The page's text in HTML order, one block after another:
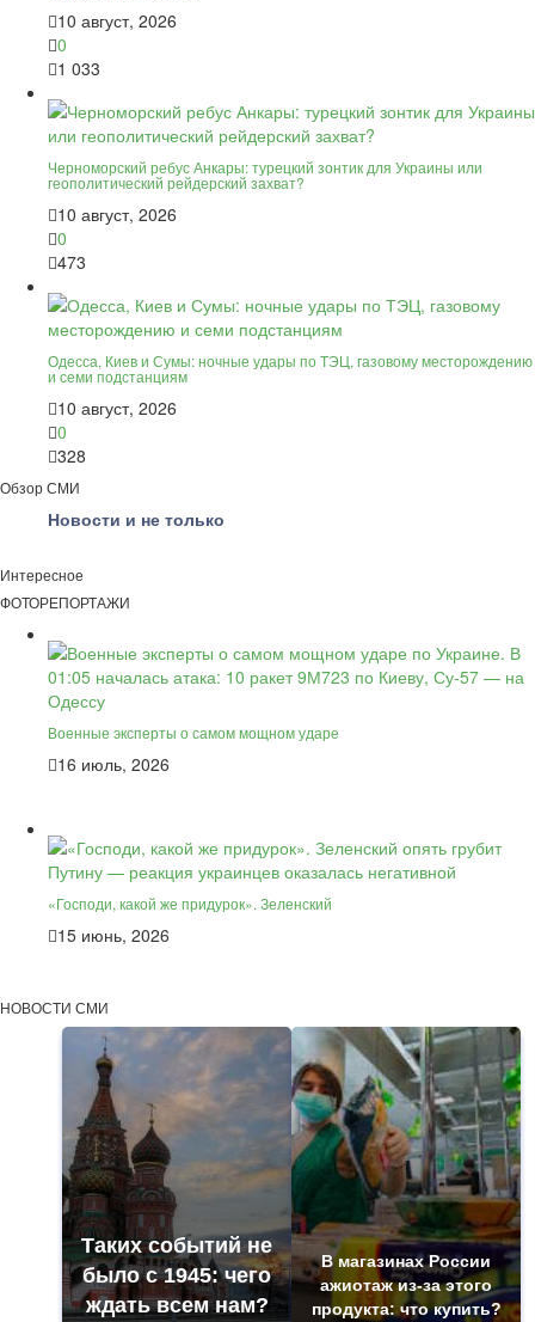
10 август, 2026
0
1 033
Черноморский ребус Анкары: турецкий зонтик для Украины или
геополитический рейдерский захват?
10 август, 2026
0
473
Одесса, Киев и Сумы: ночные удары по ТЭЦ, газовому месторождению
и семи подстанциям
10 август, 2026
0
328
Обзор СМИ
Новости и не только
Интересное
ФОТОРЕПОРТАЖИ
Военные эксперты о самом мощном ударе
16 июль, 2026
«Господи, какой же придурок». Зеленский
15 июнь, 2026
НОВОСТИ СМИ
Таких событий не
было с 1945: чего
ждать всем нам?
В магазинах России
ажиотаж из-за этого
продукта: что купить?